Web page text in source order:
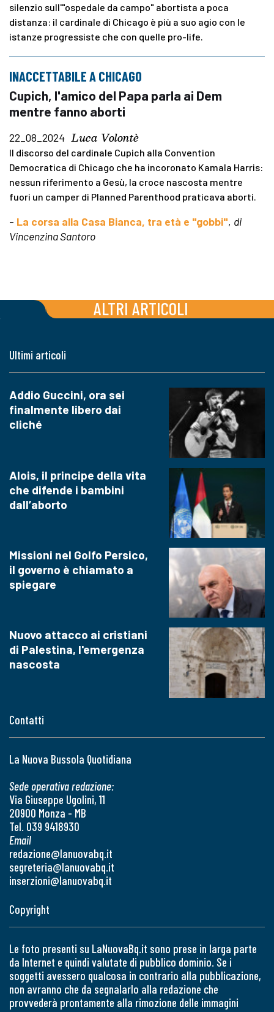
silenzio sull'"ospedale da campo" abortista a poca
distanza: il cardinale di Chicago è più a suo agio con le
istanze progressiste che con quelle pro-life.
INACCETTABILE A CHICAGO
Cupich, l'amico del Papa parla ai Dem
mentre fanno aborti
22_08_2024 Luca Volontè
Il discorso del cardinale Cupich alla Convention
Democratica di Chicago che ha incoronato Kamala Harris:
nessun riferimento a Gesù, la croce nascosta mentre
fuori un camper di Planned Parenthood praticava aborti.
- La corsa alla Casa Bianca, tra età e "gobbi", di
Vincenzina Santoro
ALTRI ARTICOLI
Contatti
La Nuova Bussola Quotidiana
Sede operativa redazione:
Via Giuseppe Ugolini, 11
20900 Monza - MB
Tel. 039 9418930
Email
redazione@lanuovabq.it
segreteria@lanuovabq.it
inserzioni@lanuovabq.it
Ultimi articoli
Addio Guccini, ora sei
finalmente libero dai
cliché
Alois, il principe della vita
che difende i bambini
dall’aborto
Missioni nel Golfo Persico,
il governo è chiamato a
spiegare
Nuovo attacco ai cristiani
di Palestina, l'emergenza
nascosta
Copyright
Le foto presenti su LaNuovaBq.it sono prese in larga parte
da Internet e quindi valutate di pubblico dominio. Se i
soggetti avessero qualcosa in contrario alla pubblicazione,
non avranno che da segnalarlo alla redazione che
provvederà prontamente alla rimozione delle immagini